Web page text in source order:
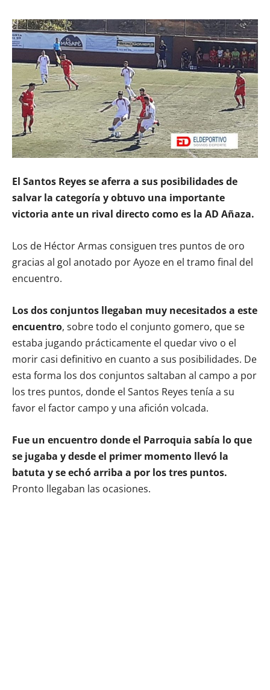
El Santos Reyes se aferra a sus posibilidades de
salvar la categoría y obtuvo una importante
victoria ante un rival directo como es la AD Añaza.
Los de Héctor Armas consiguen tres puntos de oro
gracias al gol anotado por Ayoze en el tramo final del
encuentro.
Los dos conjuntos llegaban muy necesitados a este
encuentro, sobre todo el conjunto gomero, que se
estaba jugando prácticamente el quedar vivo o el
morir casi definitivo en cuanto a sus posibilidades. De
esta forma los dos conjuntos saltaban al campo a por
los tres puntos, donde el Santos Reyes tenía a su
favor el factor campo y una afición volcada.
Fue un encuentro donde el Parroquia sabía lo que
se jugaba y desde el primer momento llevó la
batuta y se echó arriba a por los tres puntos.
Pronto llegaban las ocasiones.